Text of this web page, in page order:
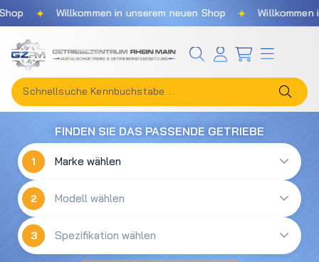
Zum Hauptinhalt springen
✦ Willkommen in unserem neuen Shop ✦ Willkommen
FINDEN SIE DAS PASSENDE GETRIEBE
1
2
3